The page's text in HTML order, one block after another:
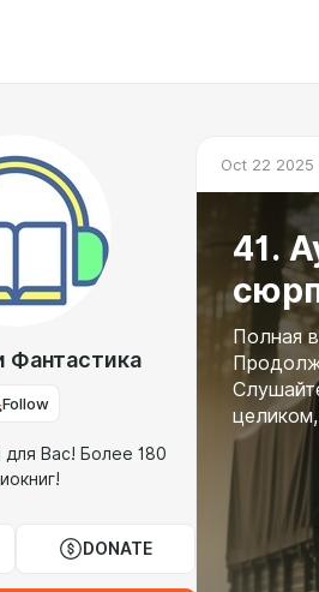
Фантастика
Follow
Вас! Более 180
DONATE
Oct 22 2025
41.
Полная